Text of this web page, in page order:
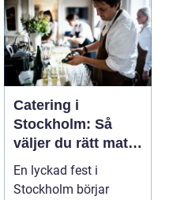
Catering i
Stockholm: Så
väljer du rätt mat
till ditt evenemang
En lyckad fest i
Stockholm börjar